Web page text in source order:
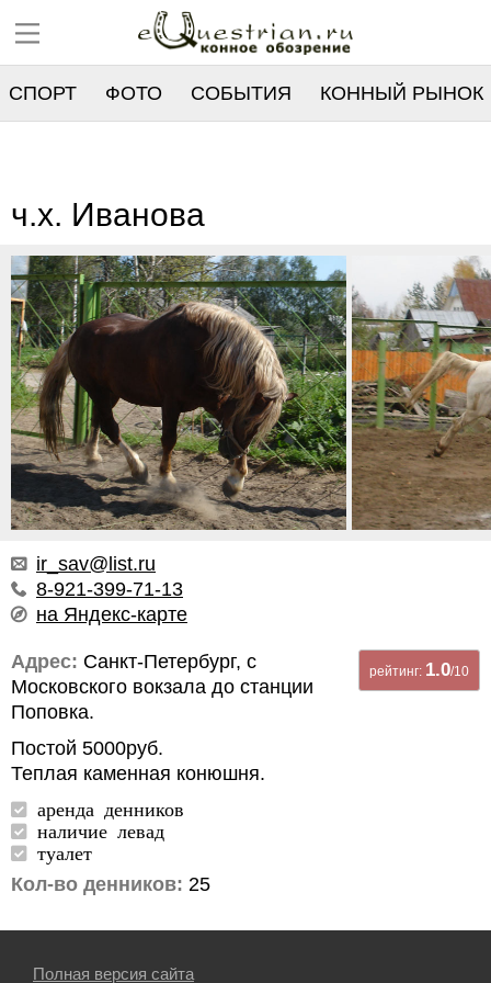
СПОРТ ФОТО СОБЫТИЯ КОННЫЙ РЫНОК
ч.х. Иванова
ir_sav@list.ru
8-921-399-71-13
на Яндекс-карте
рейтинг: 1.0/10
Адрес: Санкт-Петербург, с
Московского вокзала до станции
Поповка.
Постой 5000руб.
Теплая каменная конюшня.
аренда денников
наличие левад
туалет
Кол-во денников: 25
Полная версия сайта